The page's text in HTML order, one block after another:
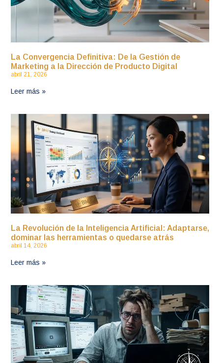
La Convergencia Definitiva: De la Gestión de
Marketing a la Dirección de Producto Digital
abril 21, 2026
Leer más »
La Revolución de la Inteligencia Artificial: Adaptarse,
dominar las herramientas o quedarse atrás
abril 14, 2026
Leer más »